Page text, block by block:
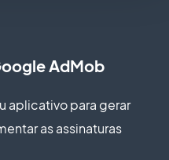
AdMob
aplicativo para gerar
as assinaturas